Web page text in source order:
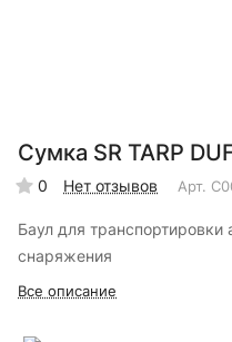
Сумка SR TARP
0 Нет отзывов Арт.
Баул для транспортировки
снаряжения
Все описание